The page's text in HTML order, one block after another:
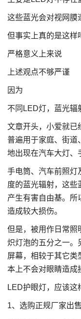
这些蓝光会对视网膜
但事实上真的是这样
严格意义上来说
上述观点不够严谨
因为
不同LED灯，蓝光辐
文章开头，小爱就已
普遍用于家庭、街道
地出现在汽车大灯、
手电筒、汽车前照灯
度的蓝光辐射，这些
产生有害自由基。所
造成较大损伤。
但是，被用作日常照
炽灯泡的五分之一。
屏幕，相较于其它类
本上不会对眼睛造成
LED护眼灯，应该这
1、选购正规厂家出